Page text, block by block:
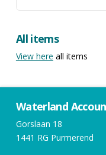
All items
View here all items
Waterland
Gorslaan 18
1441 RG Purmerend